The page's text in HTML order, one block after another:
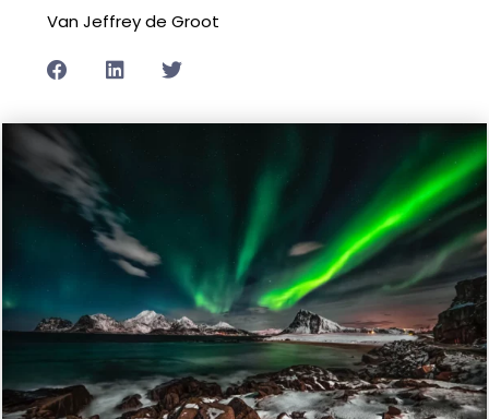
Van Jeffrey de Groot